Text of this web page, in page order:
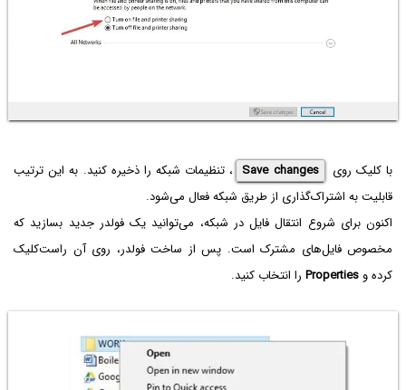
با کلیک روی Save changes ، تنظیمات شبکه را ذخیره کنید. به این ترتیب
قابلیت به اشتراک‌گذاری از طریق شبکه فعال می‌شود.
اکنون برای شروع انتقال فایل در شبکه، می‌توانید یک فولدر جدید بسازید که
مخصوص فایل‌های مشترک است. پس از ساخت فولدر، روی آن راست‌کلیک
کرده و Properties را انتخاب کنید.